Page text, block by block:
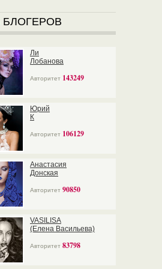
БЛОГЕРОВ
Ли
Лобанова
Авторитет 143249
Юрий
К
Авторитет 106129
Анастасия
Донская
Авторитет 90850
VASILISA
(Елена Васильева)
Авторитет 83798